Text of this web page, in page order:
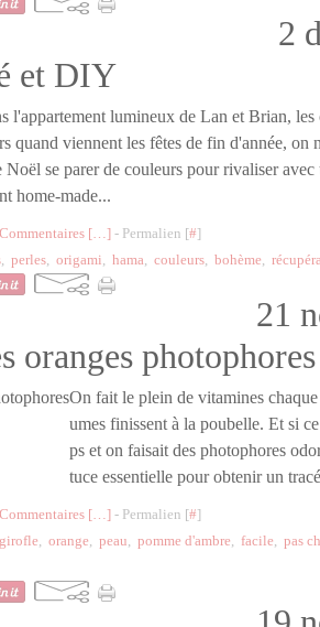
2
et DIY
l'appartement lumineux de Lan et Brian, les
quand viennent les fêtes de fin d'année, on
Noël se parer de couleurs pour rivaliser
home-made...
Commentaires […] - Permalien [#]
, perles, origami, hama, couleurs, bohème,
21
oranges photophores
On fait le plein de vitamines
umes finissent à la poubelle. Et si
ps et on faisait des photophores
tuce essentielle pour obtenir un
Commentaires […] - Permalien [#]
, orange, peau, pomme d'ambre, facile, pas